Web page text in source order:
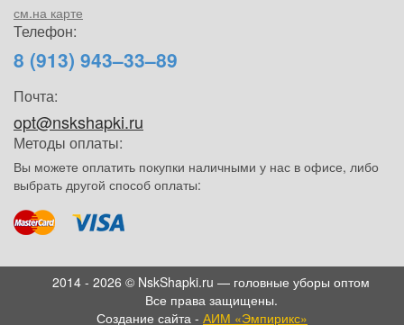
см.на карте
Телефон:
8 (913) 943–33–89
Почта:
opt@nskshapki.ru
Методы оплаты:
Вы можете оплатить покупки наличными у нас в офисе, либо
выбрать другой способ оплаты:
2014 - 2026 © NskShapki.ru — головные уборы оптом
Все права защищены.
Создание сайта - АИМ «Эмпирикс»